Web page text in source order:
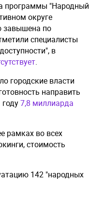
программы "Народный
округе
завышена по
специалисты
в
.
городские власти
направить
7,8 миллиарда
рамках во всех
стоимость
142 "народных